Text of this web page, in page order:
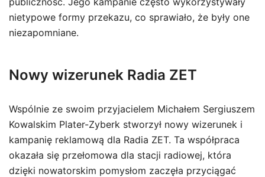
nietypowe formy przekazu, co sprawiało, że były one
niezapomniane.
Nowy wizerunek Radia ZET
Wspólnie ze swoim przyjacielem Michałem Sergiuszem
Kowalskim Plater-Zyberk stworzył nowy wizerunek i
kampanię reklamową dla Radia ZET. Ta współpraca
okazała się przełomowa dla stacji radiowej, która
dzięki nowatorskim pomysłom zaczęła przyciągać